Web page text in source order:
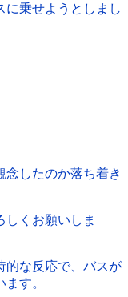
に乗せようとしまし
念したのか落ち着き
しくお願いしま
的な反応で、バスが
す。